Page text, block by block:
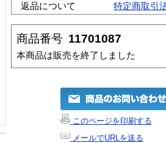
返品について
特定商取引
商品番号 11701087
本商品は販売を終了しました
このページを印刷する
メールでURLを送る